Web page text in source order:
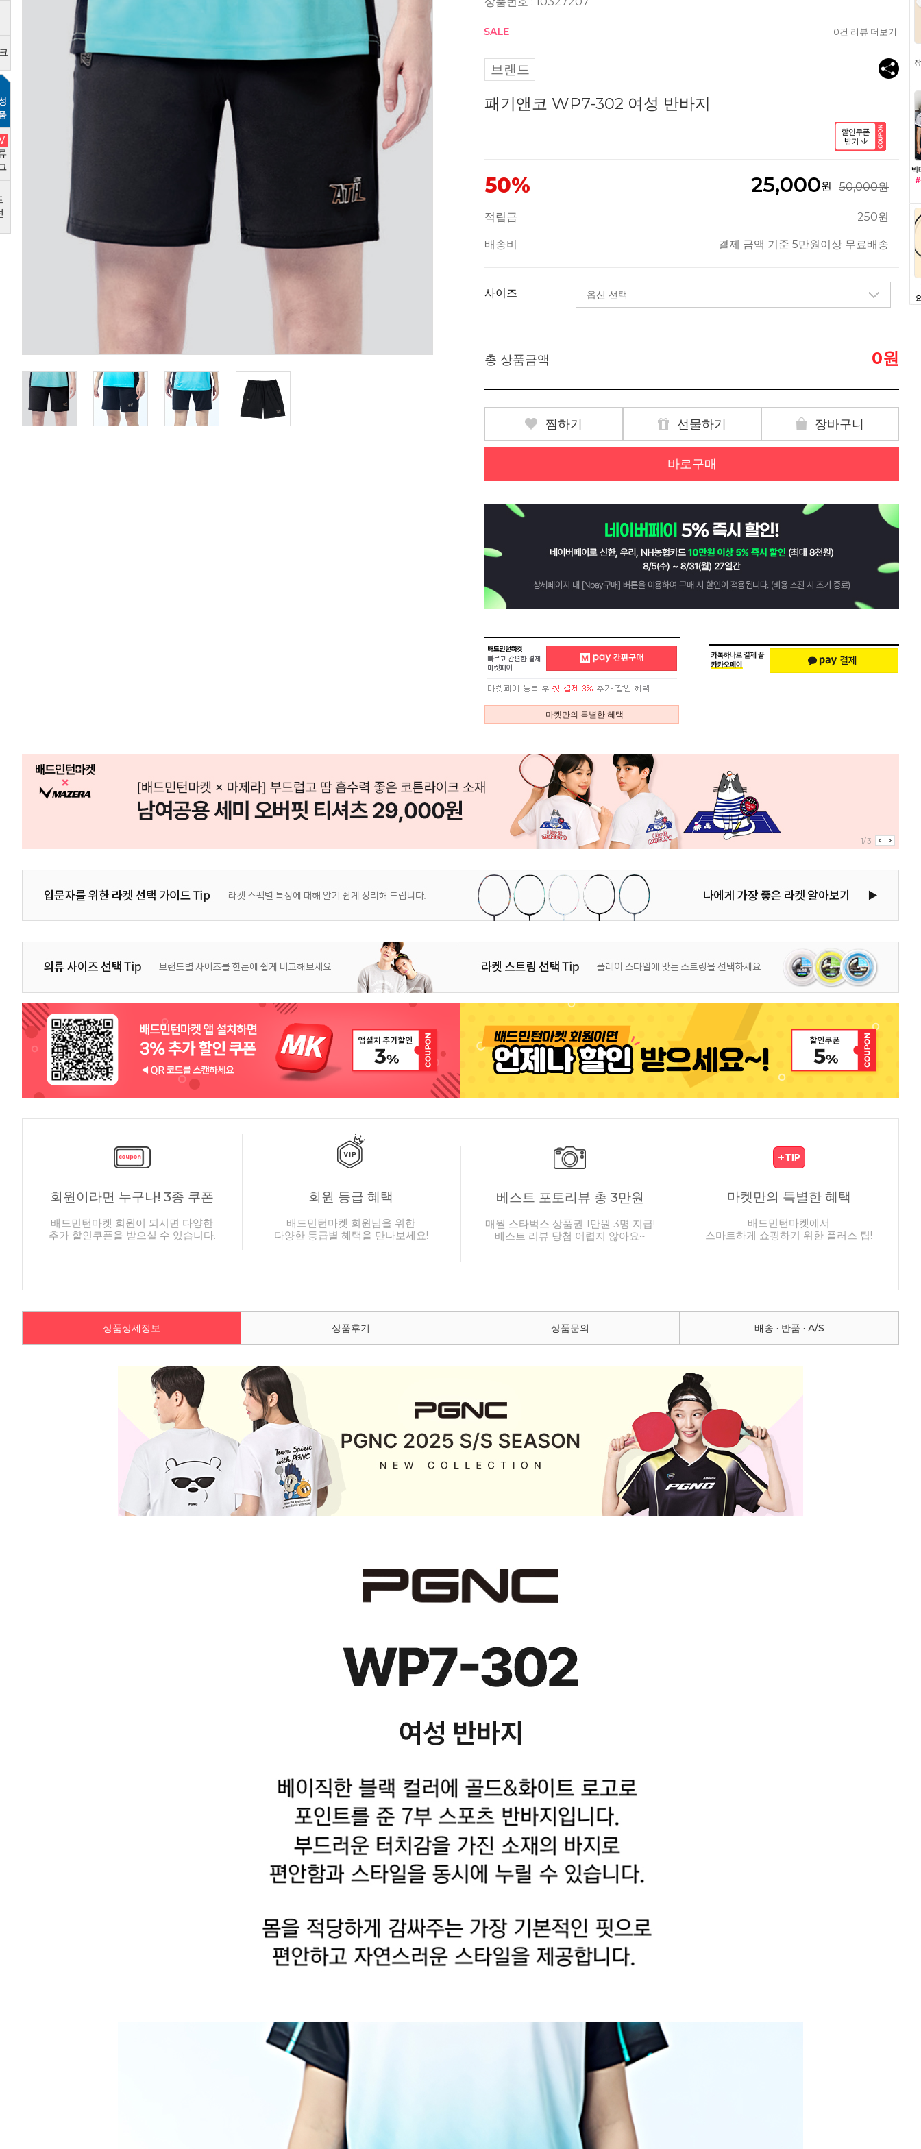
0건 리뷰 더보기
브랜드
패기앤코 WP7-302 여성 반바지
50% 25,000원 50,000원
적립금 250원
배송비 결제 금액 기준 5만원이상 무료배송
사이즈
총 상품금액 0원
찜하기 선물하기 장바구니
바로구매
+마켓만의 특별한 혜택
2/3
회원이라면 누구나! 3종 쿠폰
배드민턴마켓 회원이 되시면 다양한
추가 할인쿠폰을 받으실 수 있습니다.
회원 등급 혜택
배드민턴마켓 회원님을 위한
다양한 등급별 혜택을 만나보세요!
베스트 포토리뷰 총 3만원
매월 스타벅스 상품권 1만원 3명 지급!
베스트 리뷰 당첨 어렵지 않아요~
마켓만의 특별한 혜택
배드민턴마켓에서
스마트하게 쇼핑하기 위한 플러스 팁!
상품상세정보 상품후기 상품문의 배송 · 반품 · A/S